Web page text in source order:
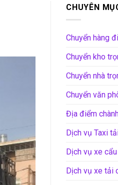
CHUYÊN
Chuyển hàng
Chuyển kho
Chuyển nhà
Chuyển văn
Địa điểm
Dịch vụ Taxi
Dịch vụ xe
Dịch vụ xe tải